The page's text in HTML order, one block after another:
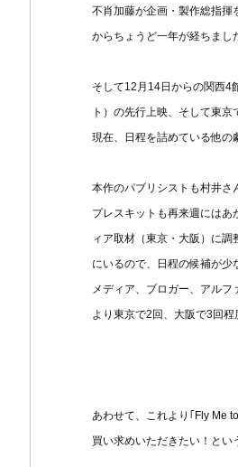
不肖加藤が企画・製作総指揮
からちょうど一年が経ちまし
そして12月14日からの関西4
ト）の先行上映、そして東
現在、日程を詰めている他の
本作のパブリシストも村井さ
プレスキットも再来週には
ィア取材（東京・大阪）に
にいるので、日程の候補が少
メディア、ブロガー、アル
より東京で2回、大阪で3回
あわせて、これより｢Fly Me
買い求めいただきたい！とい